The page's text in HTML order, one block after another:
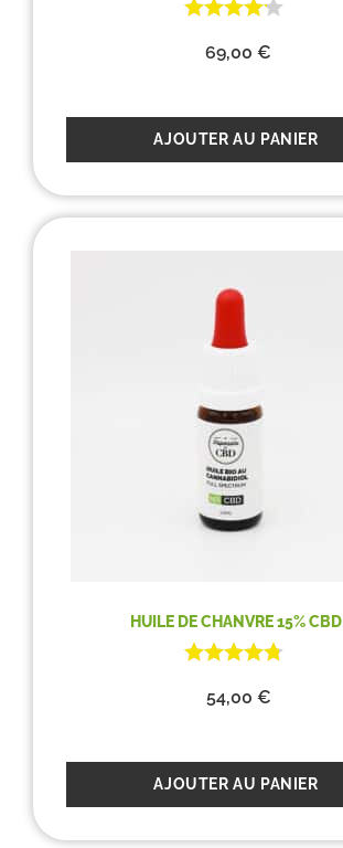
69,00 €
AJOUTER AU PANIER
HUILE DE CHANVRE 15% CBD
54,00 €
AJOUTER AU PANIER